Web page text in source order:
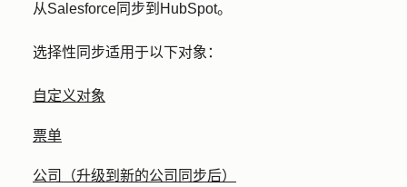
从Salesforce同步到HubSpot。
选择性同步适用于以下对象：
自定义对象
票单
公司（升级到新的公司同步后）